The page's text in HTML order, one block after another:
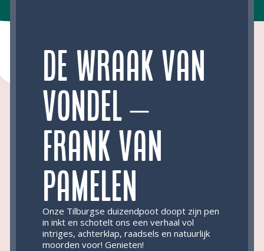
De wraak van
Vondel –
Frank van
Pamelen
Onze Tilburgse duizendpoot doopt zijn pen
in inkt en schotelt ons een verhaal vol
intriges, achterklap, raadsels en natuurlijk
moorden voor! Genieten!